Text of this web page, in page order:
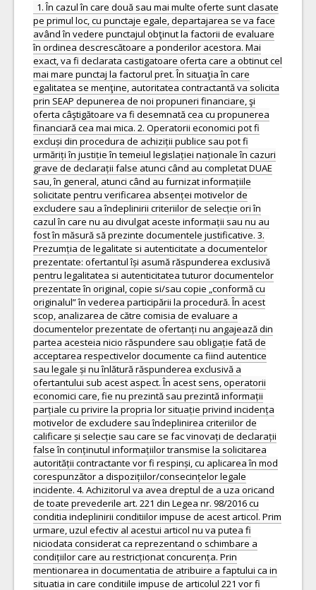
1. În cazul în care două sau mai multe oferte sunt clasate
pe primul loc, cu punctaje egale, departajarea se va face
având în vedere punctajul obţinut la factorii de evaluare
în ordinea descrescătoare a ponderilor acestora. Mai
exact, va fi declarata castigatoare oferta care a obtinut cel
mai mare punctaj la factorul pret. În situaţia în care
egalitatea se menţine, autoritatea contractantă va solicita
prin SEAP depunerea de noi propuneri financiare, şi
oferta câştigătoare va fi desemnată cea cu propunerea
financiară cea mai mica. 2. Operatorii economici pot fi
excluși din procedura de achiziții publice sau pot fi
urmăriți în justiție în temeiul legislației naționale în cazuri
grave de declarații false atunci când au completat DUAE
sau, în general, atunci când au furnizat informațiile
solicitate pentru verificarea absenței motivelor de
excludere sau a îndeplinirii criteriilor de selecție ori în
cazul în care nu au divulgat aceste informații sau nu au
fost în măsură să prezinte documentele justificative. 3.
Prezumția de legalitate si autenticitate a documentelor
prezentate: ofertantul își asumă răspunderea exclusivă
pentru legalitatea si autenticitatea tuturor documentelor
prezentate în original, copie si/sau copie „conformă cu
originalul” în vederea participării la procedură. În acest
scop, analizarea de către comisia de evaluare a
documentelor prezentate de ofertanți nu angajează din
partea acesteia nicio răspundere sau obligație fată de
acceptarea respectivelor documente ca fiind autentice
sau legale și nu înlătură răspunderea exclusivă a
ofertantului sub acest aspect. În acest sens, operatorii
economici care, fie nu prezintă sau prezintă informații
parțiale cu privire la propria lor situație privind incidența
motivelor de excludere sau îndeplinirea criteriilor de
calificare și selecție sau care se fac vinovați de declarații
false în conținutul informațiilor transmise la solicitarea
autorității contractante vor fi respinși, cu aplicarea în mod
corespunzător a dispozițiilor/consecințelor legale
incidente. 4. Achizitorul va avea dreptul de a uza oricand
de toate prevederile art. 221 din Legea nr. 98/2016 cu
conditia indeplinirii conditiilor impuse de acest articol. Prim
urmare, uzul efectiv al acestui articol nu va putea fi
niciodata considerat ca reprezentand o schimbare a
condițiilor care au restricționat concurența. Prin
mentionarea in documentatia de atribuire a faptului ca in
situatia in care conditiile impuse de articolul 221 vor fi